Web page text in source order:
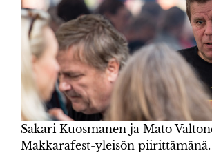
Sakari Kuosmanen ja Mato
Makkarafest-yleisön